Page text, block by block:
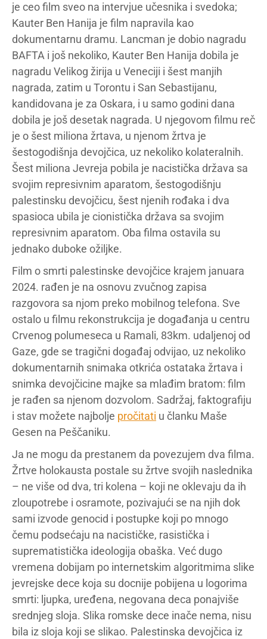
je ceo film sveo na intervjue učesnika i svedoka;
Kauter Ben Hanija je film napravila kao
dokumentarnu dramu. Lancman je dobio nagradu
BAFTA i još nekoliko, Kauter Ben Hanija dobila je
nagradu Velikog žirija u Veneciji i šest manjih
nagrada, zatim u Torontu i San Sebastijanu,
kandidovana je za Oskara, i u samo godini dana
dobila je još desetak nagrada. U njegovom filmu reč
je o šest miliona žrtava, u njenom žrtva je
šestogodišnja devojčica, uz nekoliko kolateralnih.
Šest miliona Jevreja pobila je nacistička država sa
svojim represivnim aparatom, šestogodišnju
palestinsku devojčicu, šest njenih rođaka i dva
spasioca ubila je cionistička država sa svojim
represivnim aparatom. Oba filma ostavila su
jednako duboke ožiljke.
Film o smrti palestinske devojčice krajem januara
2024. rađen je na osnovu zvučnog zapisa
razgovora sa njom preko mobilnog telefona. Sve
ostalo u filmu rekonstrukcija je događanja u centru
Crvenog polumeseca u Ramali, 83km. udaljenoj od
Gaze, gde se tragični događaj odvijao, uz nekoliko
dokumentarnih snimaka otkrića ostataka žrtava i
snimka devojčicine majke sa mlađim bratom: film
je rađen sa njenom dozvolom. Sadržaj, faktografiju
i stav možete najbolje pročitati u članku Maše
Gesen na Peščaniku.
Ja ne mogu da prestanem da povezujem dva filma.
Žrtve holokausta postale su žrtve svojih naslednika
– ne više od dva, tri kolena – koji ne oklevaju da ih
zloupotrebe i osramote, pozivajući se na njih dok
sami izvode genocid i postupke koji po mnogo
čemu podsećaju na nacističke, rasistička i
suprematistička ideologija obaška. Već dugo
vremena dobijam po internetskim algoritmima slike
jevrejske dece koja su docnije pobijena u logorima
smrti: ljupka, uređena, negovana deca ponajviše
srednjeg sloja. Slika romske dece inače nema, nisu
bila iz sloja koji se slikao. Palestinska devojčica iz